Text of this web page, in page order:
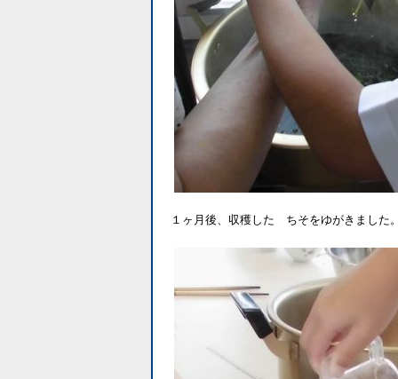
１ヶ月後、収穫した ちそをゆがきました